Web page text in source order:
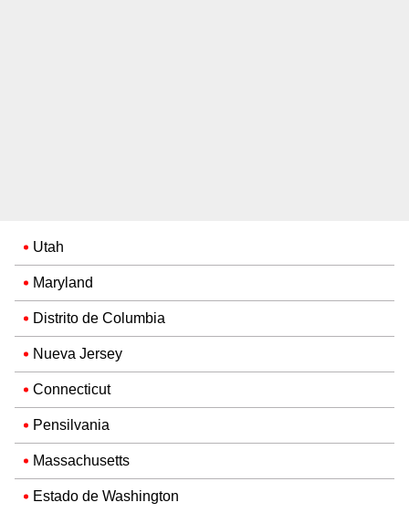
Utah
Maryland
Distrito de Columbia
Nueva Jersey
Connecticut
Pensilvania
Massachusetts
Estado de Washington